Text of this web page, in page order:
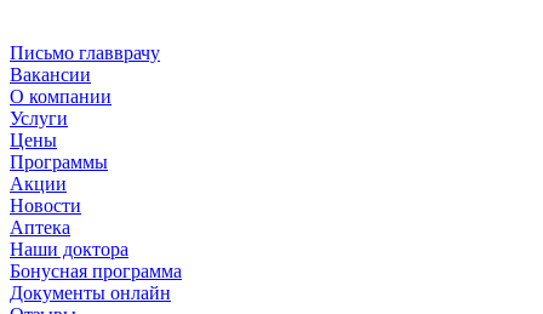
Письмо главврачу
Вакансии
О компании
Услуги
Цены
Программы
Акции
Новости
Аптека
Наши доктора
Бонусная программа
Документы онлайн